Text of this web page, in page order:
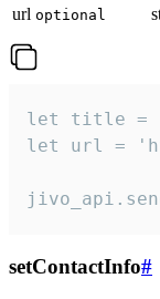
url optional
let title =
let url =
setContactInfo#